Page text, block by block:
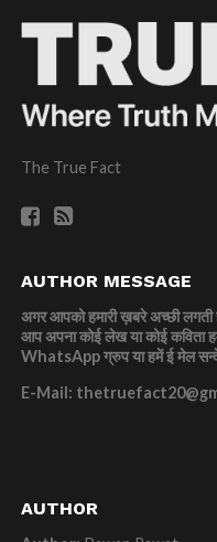
The True Fact
AUTHOR MESSAGE
अगर आपको हमारी ख़बरे अच्छी लगती
आप अपना कोई लेख या कोई कविता
WhatsApp ग्रुप या हमें ई मेल
E-Mail:
AUTHOR